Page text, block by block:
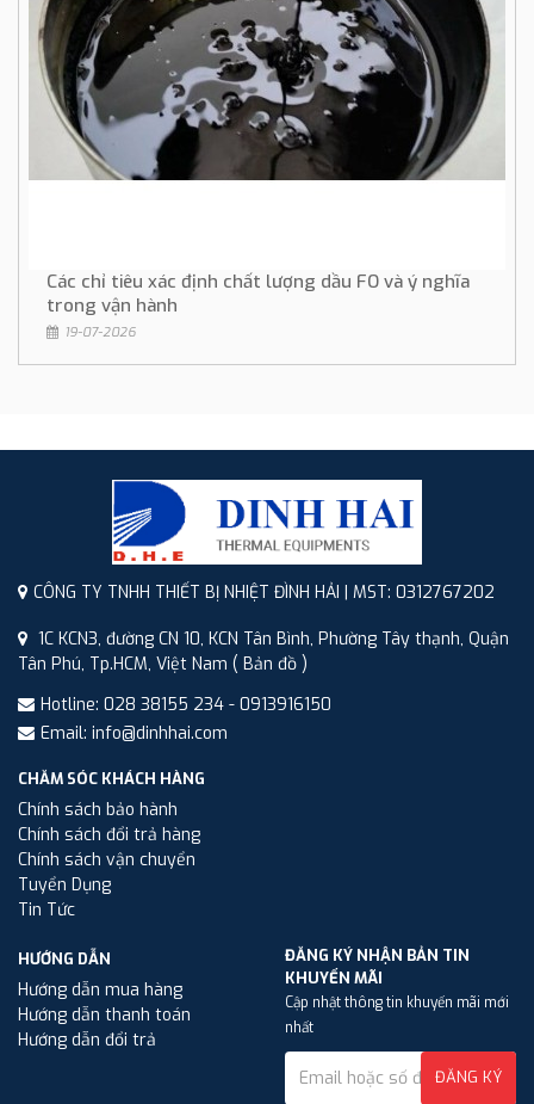
Các chỉ tiêu xác định chất lượng dầu FO và ý nghĩa
trong vận hành
19-07-2026
CÔNG TY TNHH THIẾT BỊ NHIỆT ĐÌNH HẢI | MST: 0312767202
1C KCN3, đường CN 10, KCN Tân Bình, Phường Tây thạnh, Quận
Tân Phú, Tp.HCM, Việt Nam ( Bản đồ )
Hotline: 028 38155 234 - 0913916150
Email: info@dinhhai.com
CHĂM SÓC KHÁCH HÀNG
Chính sách bảo hành
Chính sách đổi trả hàng
Chính sách vận chuyển
Tuyển Dụng
Tin Tức
HƯỚNG DẪN
Hướng dẫn mua hàng
Hướng dẫn thanh toán
Hướng dẫn đổi trả
ĐĂNG KÝ NHẬN BẢN TIN
KHUYẾN MÃI
Cập nhật thông tin khuyến mãi mới
nhất
ĐĂNG KÝ